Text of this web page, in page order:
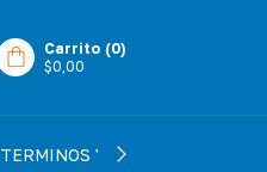
Carrito (0)
$0,00
TERMINOS Y CONDICIONES